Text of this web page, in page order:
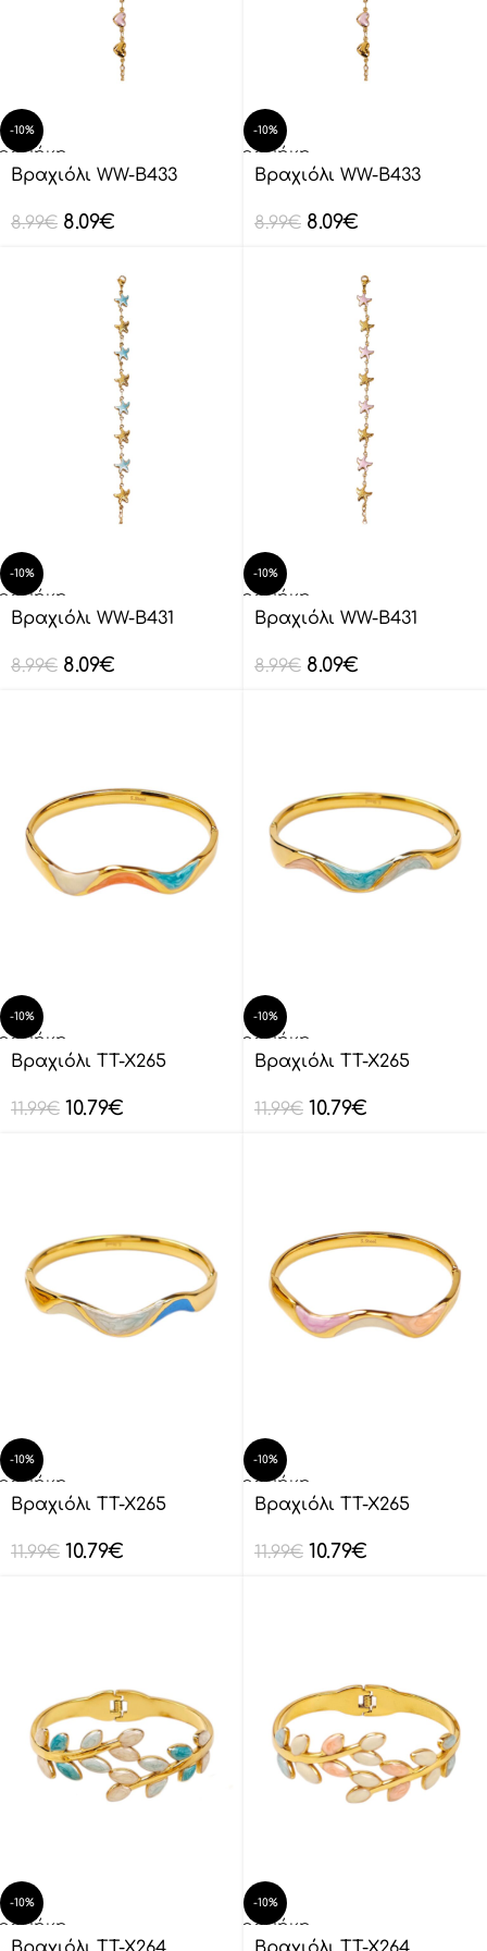
-10%
Βραχιόλι WW-B433
8.99€ 8.09€
-10%
Προσθήκη
καλάθι
Βραχιόλι WW-B433
8.99€ 8.09€
-10%
Βραχιόλι WW-B431
8.99€ 8.09€
-10%
Προσθήκη
καλάθι
Βραχιόλι WW-B431
8.99€ 8.09€
-10%
Βραχιόλι TT-X265
11.99€ 10.79€
-10%
Προσθήκη
καλάθι
Βραχιόλι TT-X265
11.99€ 10.79€
-10%
Βραχιόλι TT-X265
11.99€ 10.79€
-10%
Προσθήκη
καλάθι
Βραχιόλι TT-X265
11.99€ 10.79€
-10% -10%
Προσθήκη